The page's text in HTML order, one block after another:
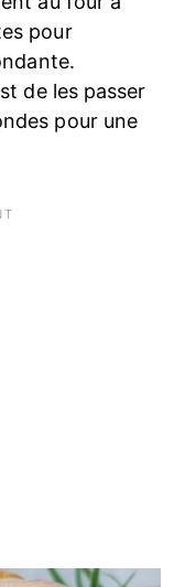
pour
de les passer
pour une